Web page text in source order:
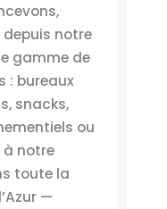
notre
gamme de
: bureaux
snacks,
ou
à notre
toute la
—